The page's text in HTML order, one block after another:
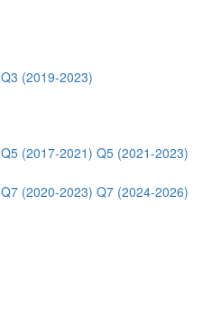
Q3 (2019-2023)
Q5 (2017-2021) Q5 (2021-2023)
Q7 (2020-2023) Q7 (2024-2026)